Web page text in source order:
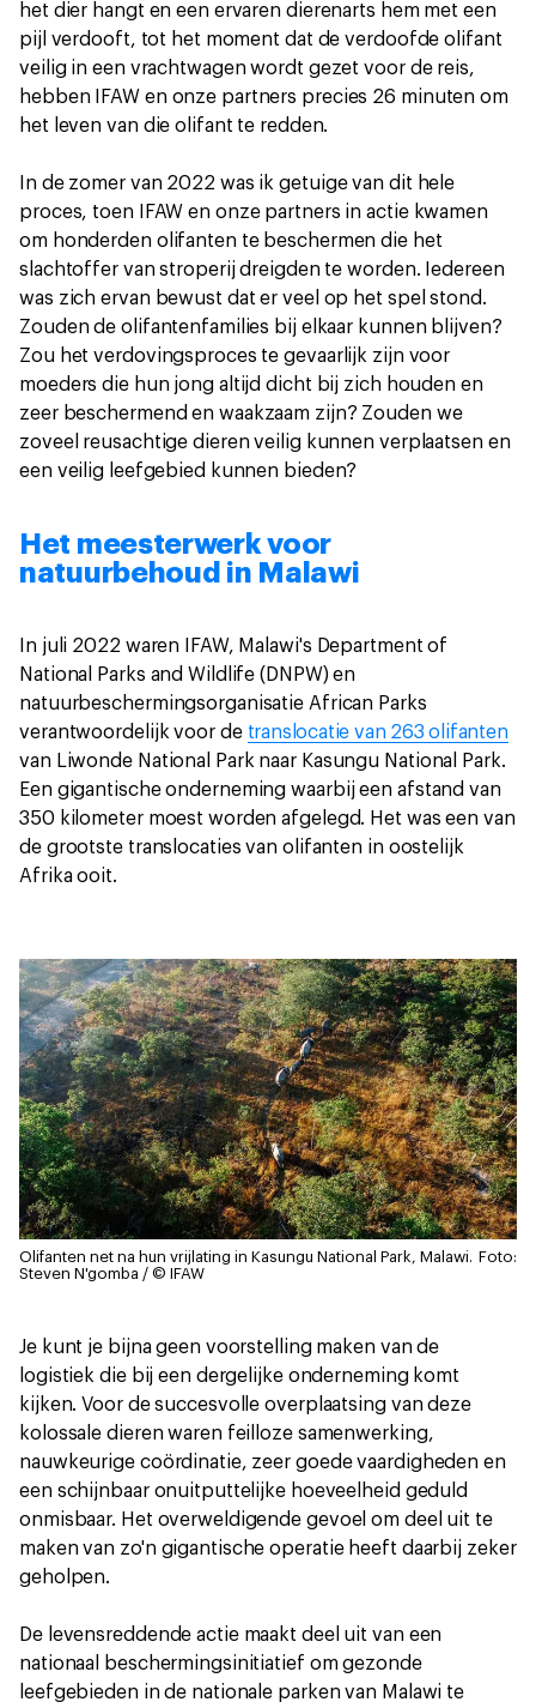
het dier hangt en een ervaren dierenarts hem met een
pijl verdooft, tot het moment dat de verdoofde olifant
veilig in een vrachtwagen wordt gezet voor de reis,
hebben IFAW en onze partners precies 26 minuten om
het leven van die olifant te redden.
In de zomer van 2022 was ik getuige van dit hele
proces, toen IFAW en onze partners in actie kwamen
om honderden olifanten te beschermen die het
slachtoffer van stroperij dreigden te worden. Iedereen
was zich ervan bewust dat er veel op het spel stond.
Zouden de olifantenfamilies bij elkaar kunnen blijven?
Zou het verdovingsproces te gevaarlijk zijn voor
moeders die hun jong altijd dicht bij zich houden en
zeer beschermend en waakzaam zijn? Zouden we
zoveel reusachtige dieren veilig kunnen verplaatsen en
een veilig leefgebied kunnen bieden?
Het meesterwerk voor
natuurbehoud in Malawi
In juli 2022 waren IFAW, Malawi's Department of
National Parks and Wildlife (DNPW) en
natuurbeschermingsorganisatie African Parks
verantwoordelijk voor de translocatie van 263 olifanten
van Liwonde National Park naar Kasungu National Park.
Een gigantische onderneming waarbij een afstand van
350 kilometer moest worden afgelegd. Het was een van
de grootste translocaties van olifanten in oostelijk
Afrika ooit.
Olifanten net na hun vrijlating in Kasungu National Park, Malawi.
Foto:
Steven N'gomba / © IFAW
Je kunt je bijna geen voorstelling maken van de
logistiek die bij een dergelijke onderneming komt
kijken. Voor de succesvolle overplaatsing van deze
kolossale dieren waren feilloze samenwerking,
nauwkeurige coördinatie, zeer goede vaardigheden en
een schijnbaar onuitputtelijke hoeveelheid geduld
onmisbaar. Het overweldigende gevoel om deel uit te
maken van zo'n gigantische operatie heeft daarbij zeker
geholpen.
De levensreddende actie maakt deel uit van een
nationaal beschermingsinitiatief om gezonde
leefgebieden in de nationale parken van Malawi te